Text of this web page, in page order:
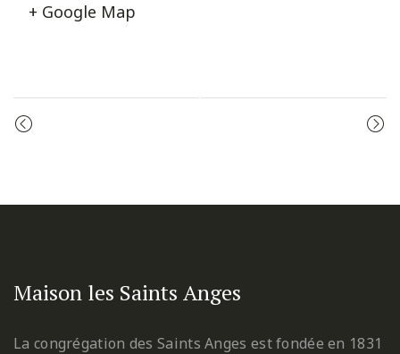
+ Google Map
Event
Maison les Saints Anges
La congrégation des Saints Anges est fondée en 1831